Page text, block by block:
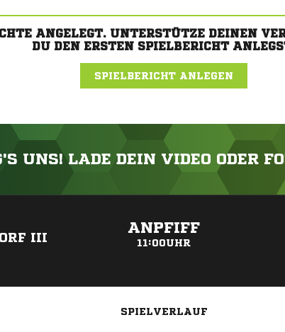
ANGELEGT. UNTERSTÜTZE DEINEN
DU DEN ERSTEN SPIELBERICHT
SPIELBERICHT ANLEGEN
UNS! LADE DEIN VIDEO ODER
III
ANPFIFF
11:00UHR
SPIELVERLAUF